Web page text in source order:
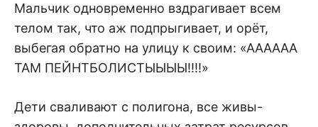
Мальчик одновременно вздрагивает всем
телом так, что аж подпрыгивает, и орёт,
выбегая обратно на улицу к своим: «АААААА
ТАМ ПЕЙНТБОЛИСТЫЫЫЫ!!!!»
Дети сваливают с полигона, все живы-